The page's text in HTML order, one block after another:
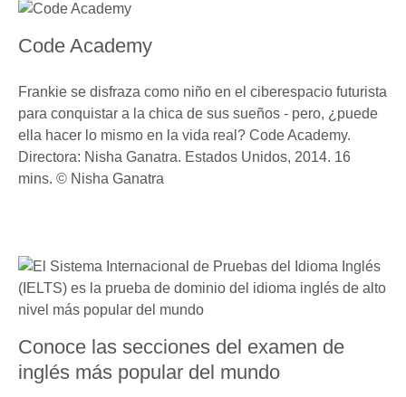
Code Academy
Frankie se disfraza como niño en el ciberespacio futurista
para conquistar a la chica de sus sueños - pero, ¿puede
ella hacer lo mismo en la vida real? Code Academy.
Directora: Nisha Ganatra. Estados Unidos, 2014. 16
mins. © Nisha Ganatra
Conoce las secciones del examen de
inglés más popular del mundo